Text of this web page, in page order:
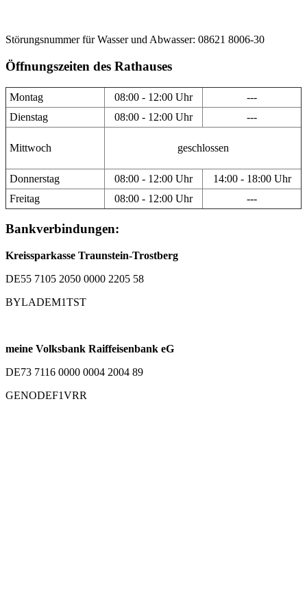
Störungsnummer für Wasser und Abwasser: 08621 8006-30
Öffnungszeiten des Rathauses
Montag 08:00 - 12:00 Uhr
---
Dienstag
08:00 - 12:00 Uhr ---
Mittwoch geschlossen
Donnerstag 08:00 - 12:00 Uhr
14:00 - 18:00 Uhr
Freitag
08:00 - 12:00 Uhr ---
Bankverbindungen:
Kreissparkasse Traunstein-Trostberg
DE55 7105 2050 0000 2205 58
BYLADEM1TST
meine Volksbank Raiffeisenbank eG
DE73 7116 0000 0004 2004 89
GENODEF1VRR